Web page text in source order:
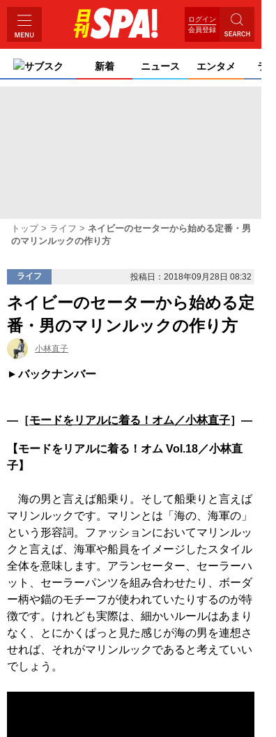
ログイン
会員登録
サブスク 新着 ニュース エンタメ ライ
トップ ライフ
ネイビーのセーターから始める定番・男
のマリンルックの作り方
ライフ 投稿日：2018年09月28日 08:32
ネイビーのセーターから始める定
番・男のマリンルックの作り方
小林直子
バックナンバー
―［モードをリアルに着る！オム／小林直子］―
【モードをリアルに着る！オム Vol.18／小林直
子】
海の男と言えば船乗り。そして船乗りと言えば
マリンルックです。マリンとは「海の、海軍の」
という形容詞。ファッションにおいてマリンルッ
クと言えば、海軍や船員をイメージしたスタイル
全体を意味します。アランセーター、セーラーハ
ット、セーラーパンツを組み合わせたり、ボーダ
ー柄や錨のモチーフが使われていたりするのが特
徴です。けれども実際は、細かいルールはあまり
なく、とにかくぱっと見た感じが海の男を連想さ
せれば、それがマリンルックであると考えていい
でしょう。